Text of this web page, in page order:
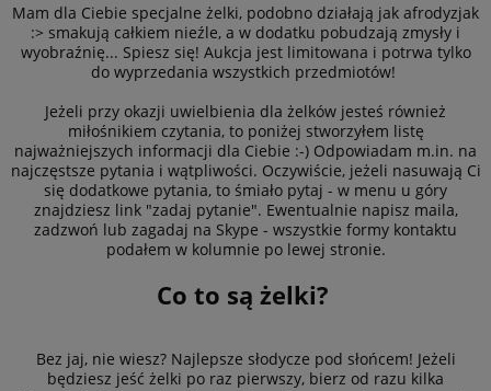
Mam dla Ciebie specjalne żelki, podobno działają jak afrodyzjak
:> smakują całkiem nieźle, a w dodatku pobudzają zmysły i
wyobraźnię... Spiesz się! Aukcja jest limitowana i potrwa tylko
do wyprzedania wszystkich przedmiotów!
Jeżeli przy okazji uwielbienia dla żelków jesteś również
miłośnikiem czytania, to poniżej stworzyłem listę
najważniejszych informacji dla Ciebie :-) Odpowiadam m.in. na
najczęstsze pytania i wątpliwości. Oczywiście, jeżeli nasuwają Ci
się dodatkowe pytania, to śmiało pytaj - w menu u góry
znajdziesz link "zadaj pytanie". Ewentualnie napisz maila,
zadzwoń lub zagadaj na Skype - wszystkie formy kontaktu
podałem w kolumnie po lewej stronie.
Co to są żelki?
Bez jaj, nie wiesz? Najlepsze słodycze pod słońcem! Jeżeli
będziesz jeść żelki po raz pierwszy, bierz od razu kilka